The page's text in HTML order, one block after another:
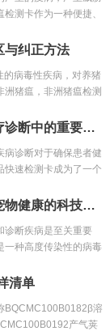
测卡作为一种便捷、
。前期准备在使
与纠正方法
毒性疾病，对养猪
猪瘟，非洲猪瘟检测
测结果的准确性。本
药品快速检测卡在现代医疗诊断中的重要性与应用
病诊断对于确保患者健
品快速检测卡成为了一个
或分子生物学技术，
犬温热病毒检测卡：守护宠物健康的科技工具
诊断疾病是至关重要
，是一种高度传染性的病毒
生，成为了宠物主人
清单
BQCMC100B0182β溶
产气荚